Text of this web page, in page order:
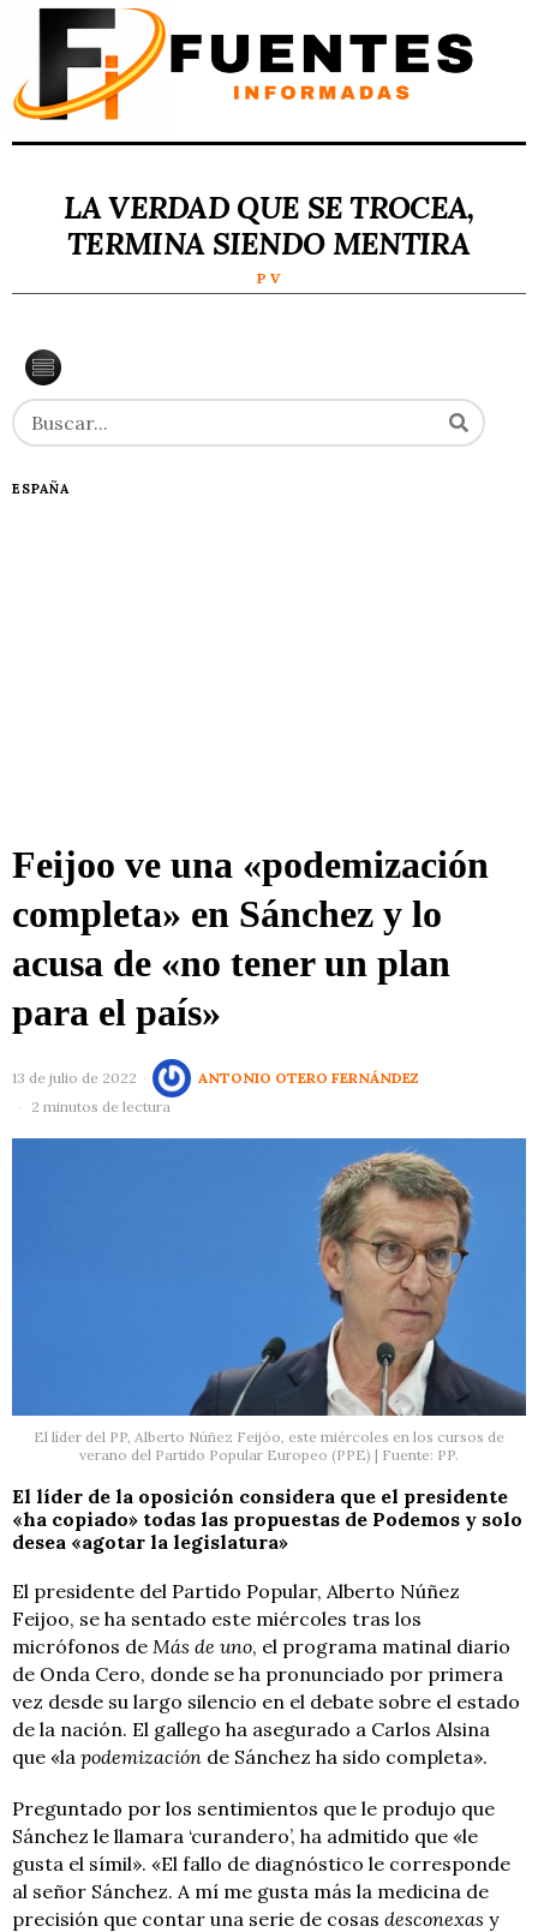
LA VERDAD QUE SE TROCEA,
TERMINA SIENDO MENTIRA
P V
ESPAÑA
Feijoo ve una «podemización
completa» en Sánchez y lo
acusa de «no tener un plan
para el país»
13 de julio de 2022
ANTONIO OTERO FERNÁNDEZ
2 minutos de lectura
El líder del PP, Alberto Núñez Feijóo, este miércoles en los cursos de
verano del Partido Popular Europeo (PPE) | Fuente: PP.
El líder de la oposición considera que el presidente
«ha copiado» todas las propuestas de Podemos y solo
desea «agotar la legislatura»
El presidente del Partido Popular, Alberto Núñez
Feijoo, se ha sentado este miércoles tras los
micrófonos de Más de uno, el programa matinal diario
de Onda Cero, donde se ha pronunciado por primera
vez desde su largo silencio en el debate sobre el estado
de la nación. El gallego ha asegurado a Carlos Alsina
que «la podemización de Sánchez ha sido completa».
Preguntado por los sentimientos que le produjo que
Sánchez le llamara ‘curandero’, ha admitido que «le
gusta el símil». «El fallo de diagnóstico le corresponde
al señor Sánchez. A mí me gusta más la medicina de
precisión que contar una serie de cosas desconexas y